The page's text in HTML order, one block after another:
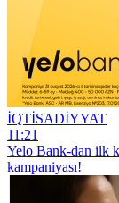
İQTİSADİYYAT
11:21
Yelo Bank-dan ilk
kampaniyası!